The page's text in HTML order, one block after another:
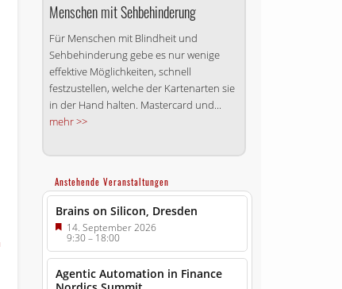
Menschen mit Sehbehinderung
Für Menschen mit Blindheit und
Sehbehinderung gebe es nur wenige
effektive Möglichkeiten, schnell
festzustellen, welche der Kartenarten sie
in der Hand halten. Mastercard und...
mehr >>
Anstehende Veranstaltungen
Brains on Silicon, Dresden
14. September 2026
9:30–18:00
Agentic Automation in Finance